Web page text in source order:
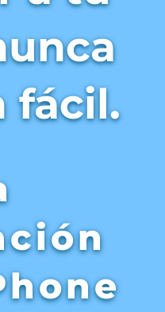
fácil.